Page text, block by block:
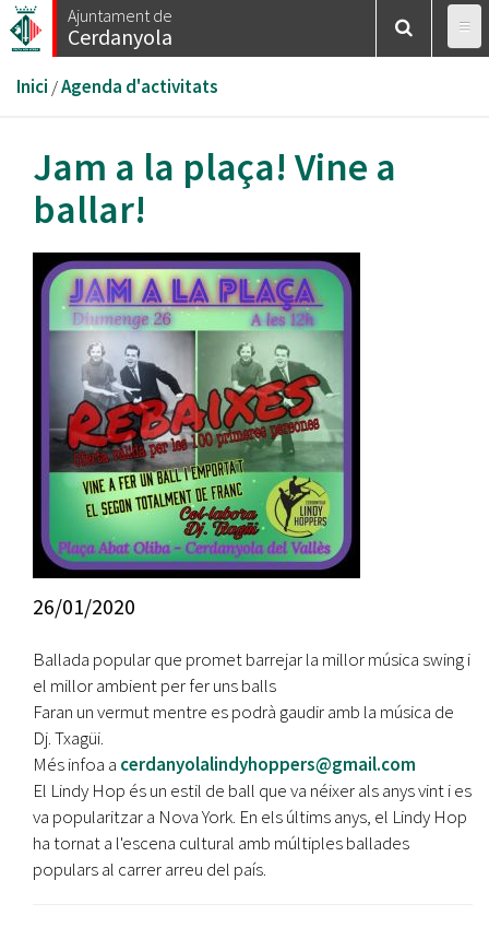
Vés
al
Ajuntament de
Cerdanyola
Esteu
aquí
Inici /Agenda d'activitats
Jam a la plaça! Vine a
ballar!
26/01/2020
Ballada popular que promet barrejar la millor música swing i
el millor ambient per fer uns balls
Faran un vermut mentre es podrà gaudir amb la música de
Dj. Txagüi.
Més infoa a cerdanyolalindyhoppers@gmail.com
El Lindy Hop és un estil de ball que va néixer als anys vint i es
va popularitzar a Nova York. En els últims anys, el Lindy Hop
ha tornat a l'escena cultural amb múltiples ballades
populars al carrer arreu del país.